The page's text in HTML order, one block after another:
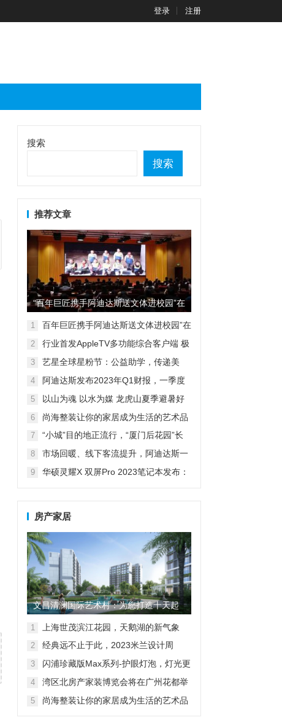
登录 注册
搜索
搜索
推荐文章
“百年巨匠携手阿迪达斯送文体进校园”在
京启动
1
百年巨匠携手阿迪达斯送文体进校园”在
2
行业首发AppleTV多功能综合客户端 极
3
艺星全球星粉节：公益助学，传递美
4
阿迪达斯发布2023年Q1财报，一季度
5
以山为魂 以水为媒 龙虎山夏季避暑好
6 尚海整装让你的家居成为生活的艺术品
7
“小城”目的地正流行，“厦门后花园”长
8
市场回暖、线下客流提升，阿迪达斯一
9
华硕灵耀X 双屏Pro 2023笔记本发布：
房产家居
文昌清澜国际艺术村：为您打造十天起
租的短常皆宜30年随心住
1 上海世茂滨江花园，天鹅湖的新气象
2
经典远不止于此，2023米兰设计周
3
闪浦珍藏版Max系列-护眼灯泡，灯光更
4
湾区北房产家装博览会将在广州花都举
5 尚海整装让你的家居成为生活的艺术品